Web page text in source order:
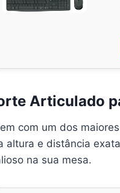
Articulado
com um dos
altura e distância
na sua mesa.